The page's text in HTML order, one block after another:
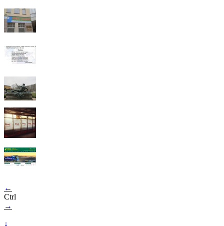
←
Ctrl
→
↓